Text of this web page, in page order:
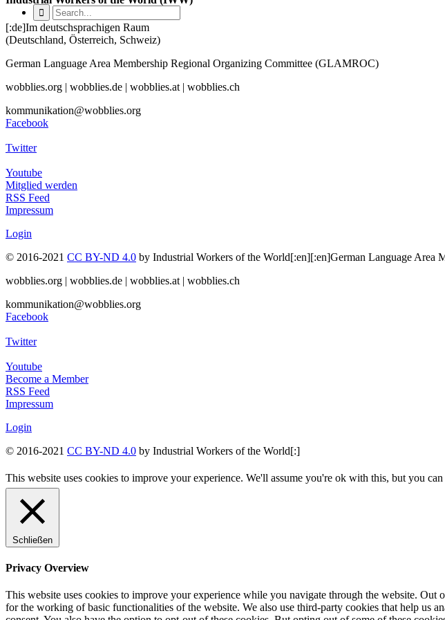
[:de]Im deutschsprachigen Raum
(Deutschland, Österreich, Schweiz)
German Language Area Membership Regional Organizing Committee (GLAMROC)
wobblies.org | wobblies.de | wobblies.at | wobblies.ch
kommunikation@wobblies.org
Facebook
Twitter
Youtube
Mitglied werden
RSS Feed
Impressum
Login
© 2016-2021 CC BY-ND 4.0 by Industrial Workers of the World[:en][:en]German Language
wobblies.org | wobblies.de | wobblies.at | wobblies.ch
kommunikation@wobblies.org
Facebook
Twitter
Youtube
Become a Member
RSS Feed
Impressum
Login
© 2016-2021 CC BY-ND 4.0 by Industrial Workers of the World[:]
This website uses cookies to improve your experience. We'll assume you're ok with this, but you
Schließen
Privacy Overview
This website uses cookies to improve your experience while you navigate through the website. Out
for the working of basic functionalities of the website. We also use third-party cookies that help us